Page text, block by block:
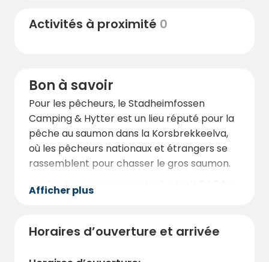
Norangsdalen se trouve à seulement 24
est à seulement 51 minutes en voiture, et
Ålesund, avec son architecture Art Nouveau,
est à moins de deux heures.
Activités à proximité 0
Bon à savoir
Pour les pêcheurs, le Stadheimfossen
Camping & Hytter est un lieu réputé pour la
pêche au saumon dans la Korsbrekkeelva,
où les pêcheurs nationaux et étrangers se
rassemblent pour chasser le gros saumon.
Le plus gros saumon capturé pesait 24,5 kg,
ce qui témoigne des bonnes possibilités de
disponibles et peuvent être achetés
Afficher plus
Horaires d’ouverture et arrivée